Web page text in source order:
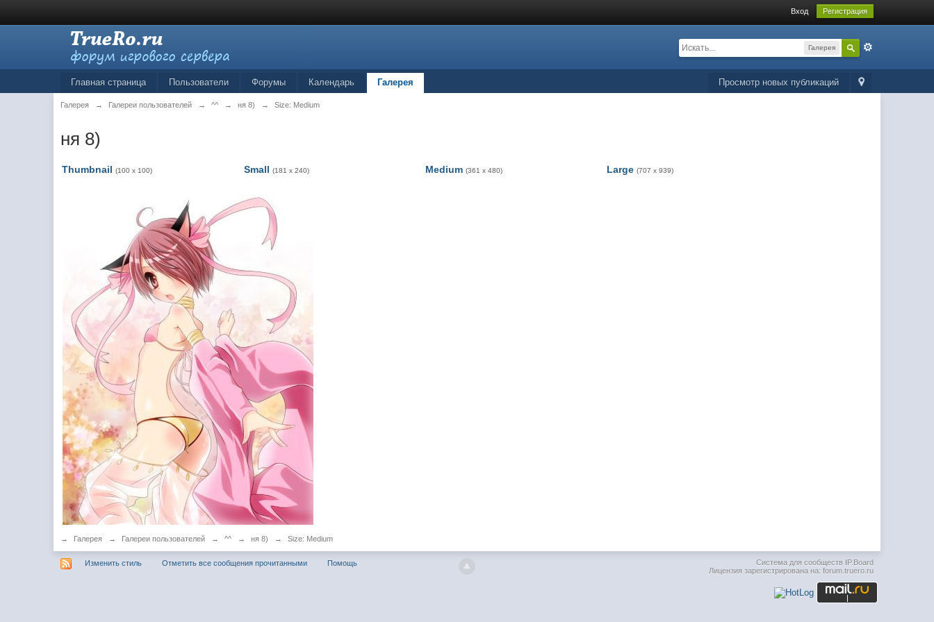
Вход Регистрация
Галерея
Просмотр новых публикаций
Главная страница Пользователи Форумы Календарь Галерея
Галерея → Галереи пользователей → ^^ → ня 8) → Size: Medium
ня 8)
Thumbnail (100 x 100) Small (181 x 240) Medium (361 x 480) Large (707 x 939)
→ Галерея → Галереи пользователей → ^^ → ня 8) → Size: Medium
Изменить стиль Отметить все сообщения прочитанными Помощь Система для сообществ IP.Board
Лицензия зарегистрирована на: forum.truero.ru